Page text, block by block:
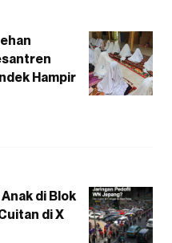
Hampir
di Blok
di X